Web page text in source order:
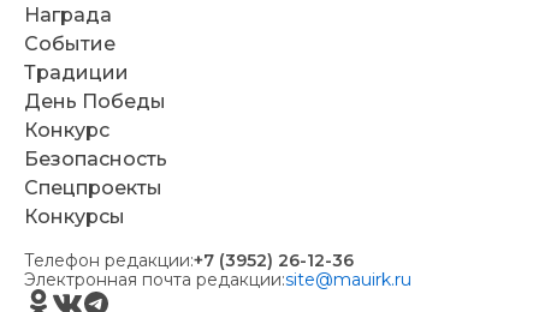
Награда
Событие
Традиции
День Победы
Конкурс
Безопасность
Спецпроекты
Конкурсы
Телефон редакции:+7 (3952) 26-12-36
Электронная почта редакции:site@mauirk.ru